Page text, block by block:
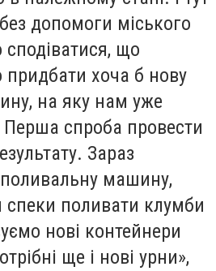
допомоги міського
що
придбати хоча б нову
на яку нам уже
спроба провести
Зараз
машину,
поливати клумби
нові контейнери
ще і нові урни»,